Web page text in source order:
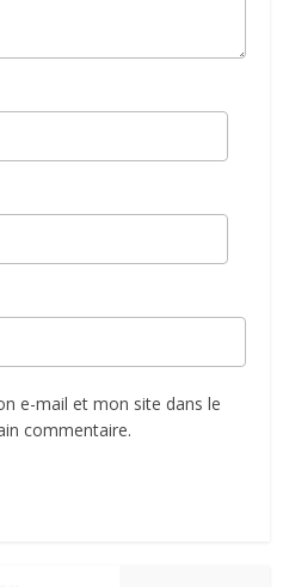
e-mail et mon site dans le
commentaire.